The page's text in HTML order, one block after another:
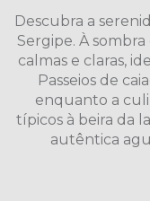
Descubra a
Sergipe. À
calmas e claras,
Passeios de
enquanto a
típicos à beira da
autêntica